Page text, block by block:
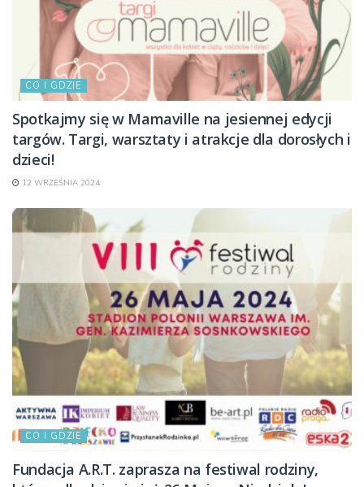
CO I GDZIE
Spotkajmy się w Mamaville na jesiennej edycji
targów. Targi, warsztaty i atrakcje dla dorosłych i
dzieci!
12 WRZEŚNIA 2024
CO I GDZIE
Fundacja A.R.T. zaprasza na festiwal rodziny,